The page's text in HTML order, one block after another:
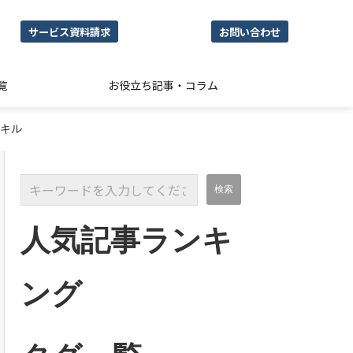
サービス資料請求 お問い合わせ
お役立ち記事・コラム
ル
人気記事ランキ
ング